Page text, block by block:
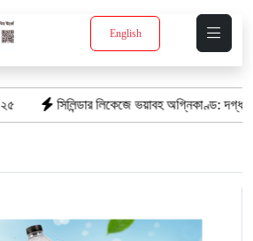
English
সিলিন্ডার লিকেজে ভয়াবহ অগ্নিকাণ্ড: দগ্ধ ৩ জনের